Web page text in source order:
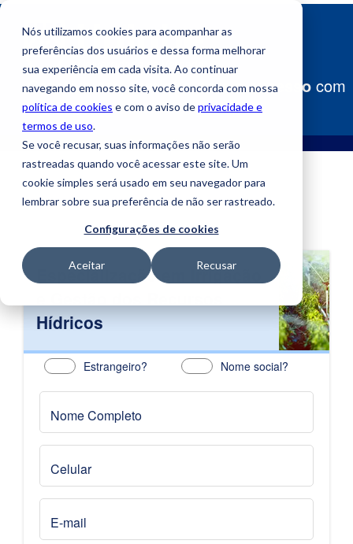
Nós utilizamos cookies para acompanhar as
preferências dos usuários e dessa forma melhorar
sua experiência em cada visita. Ao continuar
navegando em nosso site, você concorda com nossa
política de cookies e com o aviso deprivacidade e
termos de uso.
Se você recusar, suas informações não serão
rastreadas quando você acessar este site. Um
cookie simples será usado em seu navegador para
lembrar sobre sua preferência de não ser rastreado.
Configurações de cookies
Aceitar Recusar
Construaseu caminho para o sucesso com
a Uniube!
Especialização em Irrigação
Hídricos
Estrangeiro? Nome social?
Nome Completo
Celular
E-mail